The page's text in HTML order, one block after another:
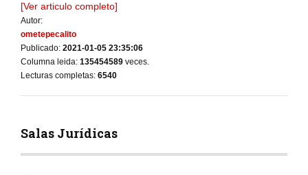
[Ver articulo completo]
Autor:
ometepecalito
Publicado: 2021-01-05 23:35:06
Columna leida: 135454589 veces.
Lecturas completas: 6540
Salas Jurídicas